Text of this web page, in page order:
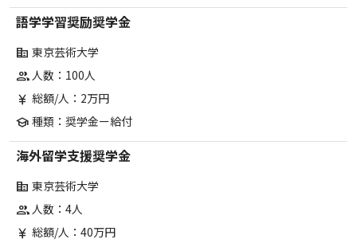
語学学習奨励奨学金
corporate_fare 東京芸術大学
group人数：100人
currency_yen 総額/人：2万円
school 種類：奨学金ー給付
海外留学支援奨学金
corporate_fare 東京芸術大学
group人数：4人
currency_yen 総額/人：40万円